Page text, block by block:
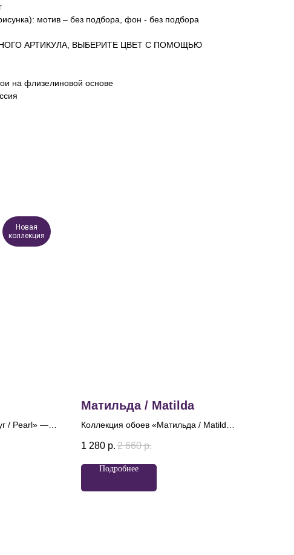
мотив – без подбора, фон - без подбора
АРТИКУЛА, ВЫБЕРИТЕ ЦВЕТ С ПОМОЩЬЮ
на флизелиновой основе
Новая
коллекция
/ Pearl» —
и
Матильда / Matilda
Коллекция обоев «Матильда / Matilda»
именем легендарной балерины. Эти
обои с роскошным дамаском
привлекают внимание утонченной
эстетикой, где центральные розетки,
1 280 р. 2 660 р.
Подробнее